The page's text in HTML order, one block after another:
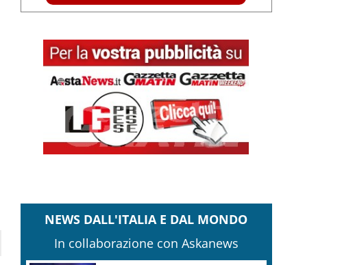
NEWS DALL'ITALIA E DAL MONDO
In collaborazione con Askanews